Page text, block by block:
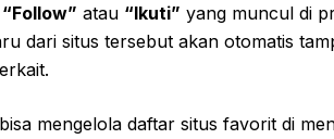
“Follow” atau “Ikuti” yang muncul di
dari situs tersebut akan otomatis
mengelola daftar situs favorit di